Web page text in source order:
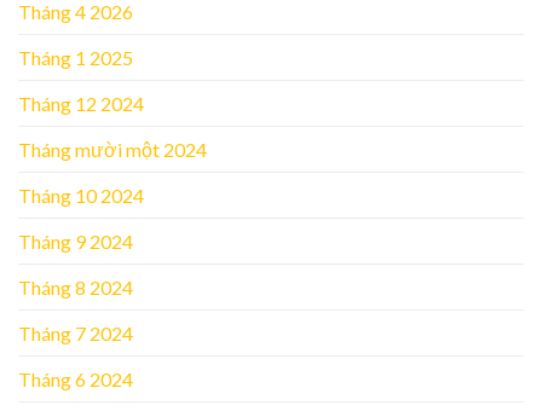
Tháng 4 2026
Tháng 1 2025
Tháng 12 2024
Tháng mười một 2024
Tháng 10 2024
Tháng 9 2024
Tháng 8 2024
Tháng 7 2024
Tháng 6 2024